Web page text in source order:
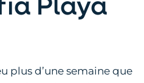
plus d’une semaine que